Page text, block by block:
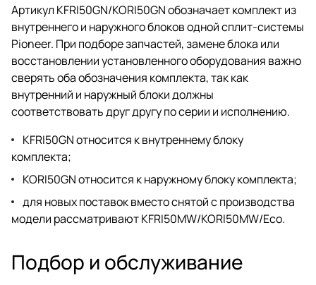
Артикул KFRI50GN/KORI50GN обозначает комплект из
внутреннего и наружного блоков одной сплит-системы
Pioneer. При подборе запчастей, замене блока или
восстановлении установленного оборудования важно
сверять оба обозначения комплекта, так как
внутренний и наружный блоки должны
соответствовать друг другу по серии и исполнению.
KFRI50GN относится к внутреннему блоку
комплекта;
KORI50GN относится к наружному блоку комплекта;
для новых поставок вместо снятой с производства
модели рассматривают KFRI50MW/KORI50MW/Eco.
Подбор и обслуживание